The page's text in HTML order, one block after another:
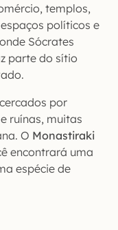
templos,
políticos e
Sócrates
parte do sítio
por
ruínas, muitas
O Monastiraki
encontrará uma
espécie de